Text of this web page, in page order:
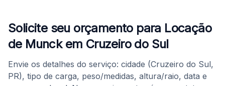
Solicite seu orçamento para Locação
de Munck em Cruzeiro do Sul
Envie os detalhes do serviço: cidade (Cruzeiro do Sul,
PR), tipo de carga, peso/medidas, altura/raio, data e